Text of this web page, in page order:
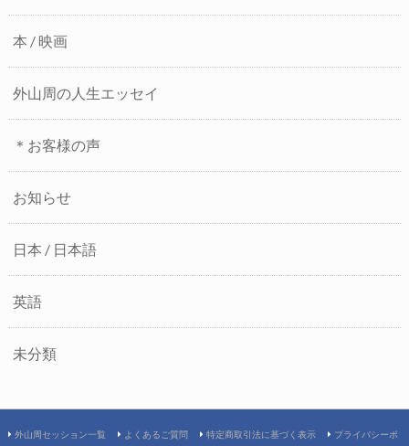
本 / 映画
外山周の人生エッセイ
＊お客様の声
お知らせ
日本 / 日本語
英語
未分類
外山周セッション一覧 よくあるご質問 特定商取引法に基づく表示 プライバシーポ